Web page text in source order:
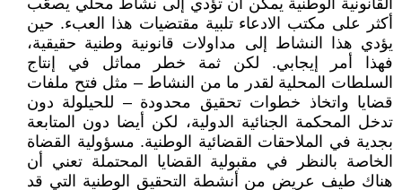
القانونية الوطنية يمكن أن تؤدي إلى نشاط محلي يصعّب
أكثر على مكتب الادعاء تلبية مقتضيات هذا العبء. حين
يؤدي هذا النشاط إلى مداولات قانونية وطنية حقيقية،
فهذا أمر إيجابي. لكن ثمة خطر مماثل في إنتاج
السلطات المحلية لقدر ما من النشاط – مثل فتح ملفات
قضايا واتخاذ خطوات تحقيق محدودة – للحيلولة دون
تدخل المحكمة الجنائية الدولية، لكن أيضا دون المتابعة
بجدية في الملاحقات القضائية الوطنية. مسؤولية القضاة
الخاصة بالنظر في مقبولية القضايا المحتملة تعني أن
هناك طيف عريض من أنشطة التحقيق الوطنية التي قد